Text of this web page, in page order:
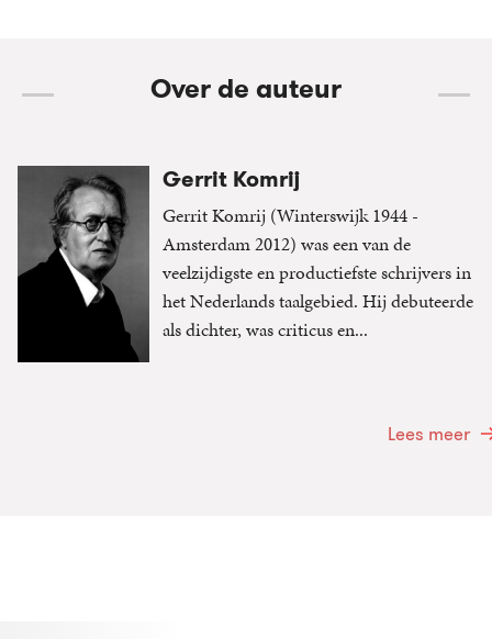
Over de auteur
Gerrit Komrij
Gerrit Komrij (Winterswijk 1944 -
Amsterdam 2012) was een van de
veelzijdigste en productiefste schrijvers in
het Nederlands taalgebied. Hij debuteerde
als dichter, was criticus en...
Lees meer